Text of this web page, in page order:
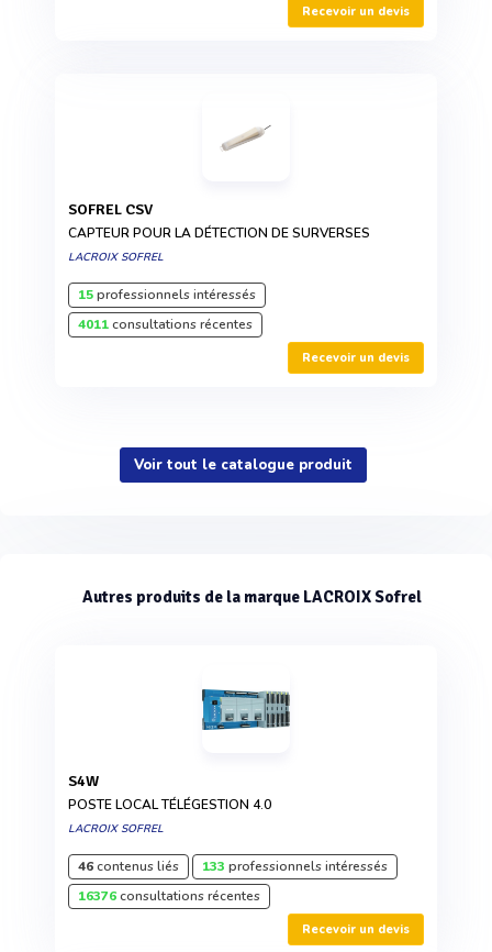
Recevoir un devis
SOFREL CSV
CAPTEUR POUR LA DÉTECTION DE SURVERSES
LACROIX SOFREL
15professionnels intéressés
4011consultations récentes
Recevoir un devis
Voir tout le catalogue produit
Autres produits de la marque LACROIX Sofrel
S4W
POSTE LOCAL TÉLÉGESTION 4.0
LACROIX SOFREL
46contenus liés 133 professionnels intéressés
16376consultations récentes
Recevoir un devis